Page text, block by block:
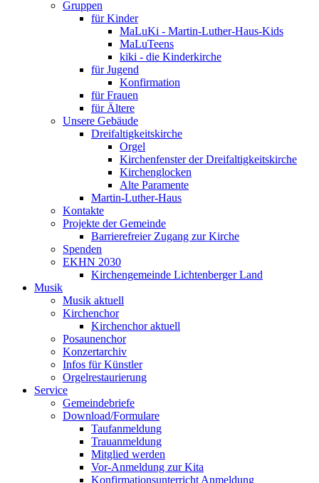
Gruppen
für Kinder
MaLuKi - Martin-Luther-Haus-Kids
MaLuTeens
kiki - die Kinderkirche
für Jugend
Konfirmation
für Frauen
für Ältere
Unsere Gebäude
Dreifaltigkeitskirche
Orgel
Kirchenfenster der Dreifaltigkeitskirche
Kirchenglocken
Alte Paramente
Martin-Luther-Haus
Kontakte
Projekte der Gemeinde
Barrierefreier Zugang zur Kirche
Spenden
EKHN 2030
Kirchengemeinde Lichtenberger Land
Musik
Musik aktuell
Kirchenchor
Kirchenchor aktuell
Posaunenchor
Konzertarchiv
Infos für Künstler
Orgelrestaurierung
Service
Gemeindebriefe
Download/Formulare
Taufanmeldung
Trauanmeldung
Mitglied werden
Vor-Anmeldung zur Kita
Konfirmationsunterricht Anmeldung